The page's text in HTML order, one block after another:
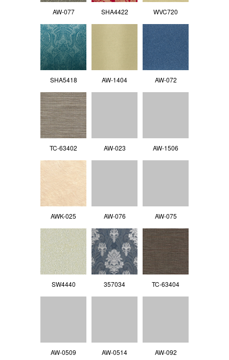
AW-077 SHA4422 WVC720
SHA5418 AW-1404 AW-072
TC-63402 AW-023 AW-1506
AWK-025 AW-076 AW-075
SW4440 357034 TC-63404
AW-0509 AW-0514 AW-092